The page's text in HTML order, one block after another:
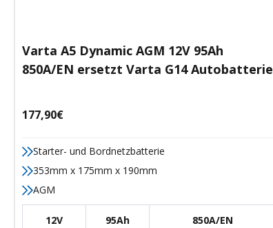
Varta A5 Dynamic AGM 12V 95Ah
850A/EN ersetzt Varta G14 Autobatterie
Angebotspreis
177,90€
Starter- und Bordnetzbatterie
353mm x 175mm x 190mm
AGM
12V 95Ah 850A/EN